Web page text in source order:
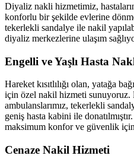
Diyaliz nakli hizmetimiz,
konforlu bir şekilde evlerine
tekerlekli sandalye ile nakil
diyaliz merkezlerine ulaşım
Engelli ve Yaşlı Hasta
Hareket kısıtlılığı olan, yatağa
için özel nakil hizmeti sunuyoruz.
ambulanslarımız, tekerlekli
geniş hasta kabini ile
maksimum konfor ve güvenlik
Cenaze Nakil Hizmeti